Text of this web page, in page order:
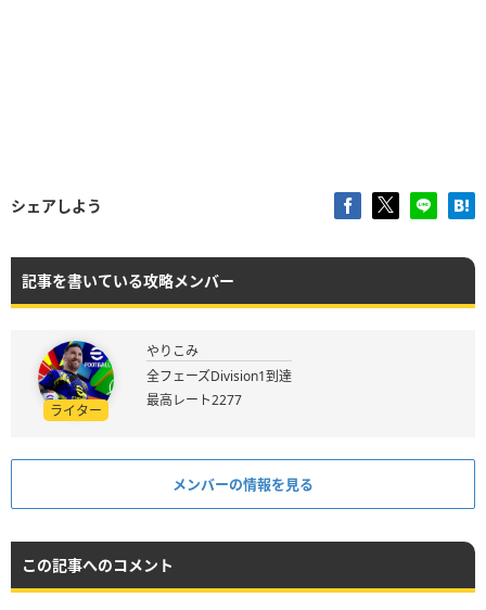
シェアしよう
記事を書いている攻略メンバー
ライター
やりこみ
全フェーズDivision1到達
最高レート2277
メンバーの情報を見る
この記事へのコメント